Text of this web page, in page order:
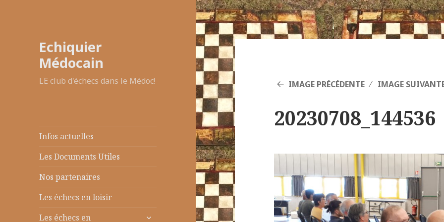
Echiquier
Médocain
LE club d'échecs dans le Médoc!
Infos actuelles
Les Documents Utiles
Nos partenaires
Les échecs en loisir
Les échecs en
ouvrir
IMAGE PRÉCÉDENTE IMAGE
20230708_144536